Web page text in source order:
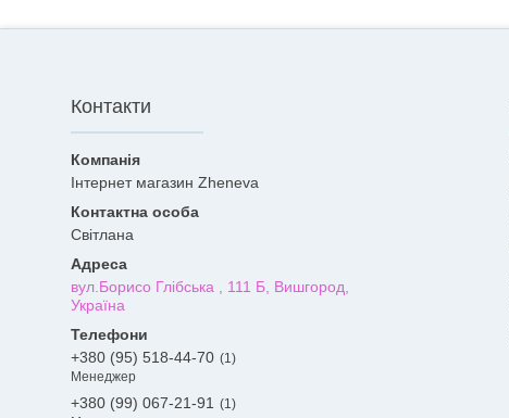
Контакти
Інтернет магазин Zheneva
Світлана
вул.Борисо Глібська , 111 Б, Вишгород,
Україна
+380 (95) 518-44-70
1
Менеджер
+380 (99) 067-21-91
1